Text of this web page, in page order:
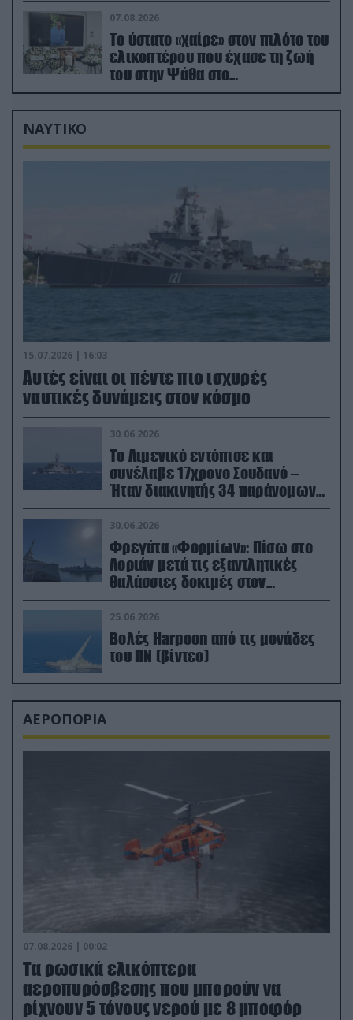
07.08.2026
Το ύστατο «χαίρε» στον πιλότο του
ελικοπτέρου που έχασε τη ζωή
του στην Ψάθα στο
αποτεφρωτήριο Ριτσώνας
ΝΑΥΤΙΚΟ
15.07.2026 | 16:03
Aυτές είναι οι πέντε πιο ισχυρές
ναυτικές δυνάμεις στον κόσμο
30.06.2026
Το Λιμενικό εντόπισε και
συνέλαβε 17χρονο Σουδανό –
Ήταν διακινητής 34 παράνομων
μεταναστών
30.06.2026
Φρεγάτα «Φορμίων»: Πίσω στο
Λοριάν μετά τις εξαντλητικές
θαλάσσιες δοκιμές στον
απαιτητικό Βισκαϊκό
25.06.2026
Βολές Harpoon από τις μονάδες
του ΠΝ (βίντεο)
ΑΕΡΟΠΟΡΙΑ
07.08.2026 | 00:02
Τα ρωσικά ελικόπτερα
αεροπυρόσβεσης που μπορούν να
ρίχνουν 5 τόνους νερού με 8 μποφόρ